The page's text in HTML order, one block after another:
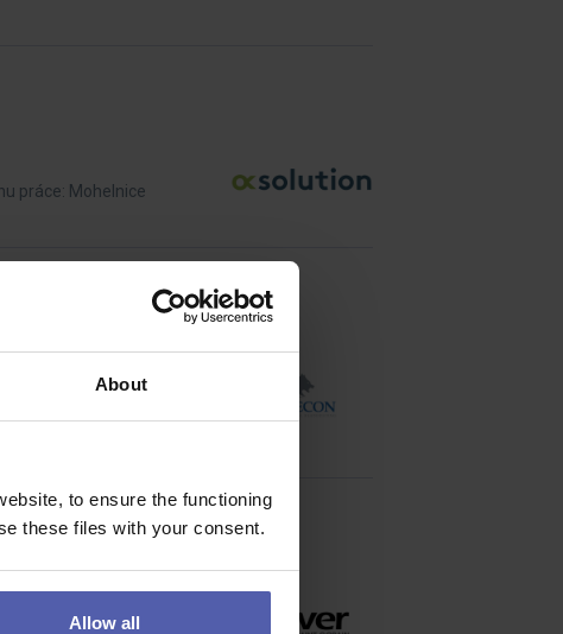
About
to ensure the functioning
these files with your consent.
Allow all
práce: Mohelnice
instalací technologií a
zkušeného týmu ve